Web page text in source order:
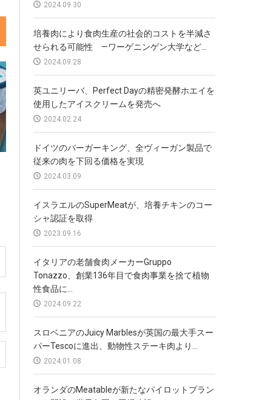
2024.09.30
培養肉により食肉生産の社会的コストを半減さ
せられる可能性 —ワーゲニンゲン大学など...
2024.09.28
英ユニリーバ、Perfect Dayの精密発酵ホエイを
使用したアイスクリームを発売へ
2024.02.24
ドイツのバーガーキング、全ヴィーガン製品で
従来の肉を下回る価格を実現
2024.03.09
イスラエルのSuperMeatが、培養チキンのコー
シャ認証を取得
2023.09.16
イタリアの老舗食肉メーカーGruppo
Tonazzo、創業136年目で食肉事業を捨て植物
性食品に...
2024.09.22
スロベニアのJuicy Marblesが英国の最大手スー
パーTescoに進出、動物性ステーキ肉より...
2024.01.08
オランダのMeatableが新たなパイロットプラン